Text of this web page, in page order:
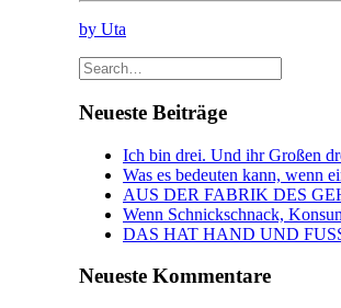
by Uta
Neueste Beiträge
Ich bin drei. Und ihr Großen
Was es bedeuten kann, wenn
AUS DER FABRIK DES
Wenn Schnickschnack,
DAS HAT HAND UND
Neueste Kommentare